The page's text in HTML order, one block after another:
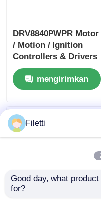
DRV8840PWPR Motor
/ Motion / Ignition
Controllers & Drivers
5A Pengemudi Motor
DC yang disikat
mengirimkan
Filetti
Good day, what
for?